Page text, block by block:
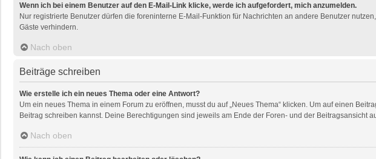
Wenn ich bei einem Benutzer auf den E-Mail-Link klicke, werde ich aufgefordert, mich anzumelden.
Nur registrierte Benutzer dürfen die foreninterne E-Mail-Funktion für Nachrichten an andere Benutzer
Gäste verhindern.
Nach oben
Beiträge schreiben
Wie erstelle ich ein neues Thema oder eine Antwort?
Um ein neues Thema in einem Forum zu eröffnen, musst du auf „Neues Thema“ klicken. Um auf einen
Beitrag schreiben kannst. Deine Berechtigungen sind jeweils am Ende der Foren- und der Beitragsansicht
Nach oben